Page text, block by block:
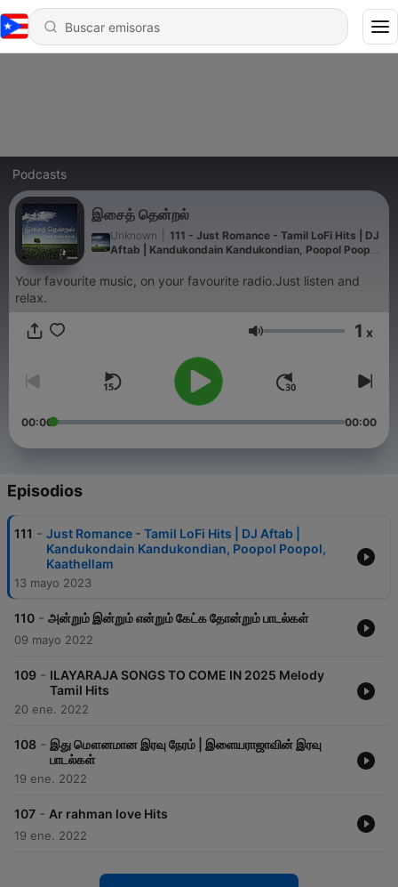
Podcasts
இசைத் தென்றல்
Unknown
111 - Just Romance - Tamil LoFi Hits | DJ
Aftab | Kandukondain Kandukondian, Poopol Poopol,
Your favourite music, on your favourite radio.Just listen and
relax.
Volumen 1 x
00:00 00:00
Episodios
111 - Just Romance - Tamil LoFi Hits | DJ Aftab |
Kandukondain Kandukondian, Poopol Poopol,
Kaathellam
13 mayo 2023
110 - அன்றும் இன்றும் என்றும் கேட்க தோன்றும் பாடல்கள்
09 mayo 2022
109 - ILAYARAJA SONGS TO COME IN 2025 Melody
Tamil Hits
20 ene. 2022
108 - இது மௌனமான இரவு நேரம் | இளையராஜாவின் இரவு
பாடல்கள்
19 ene. 2022
107 - Ar rahman love Hits
19 ene. 2022